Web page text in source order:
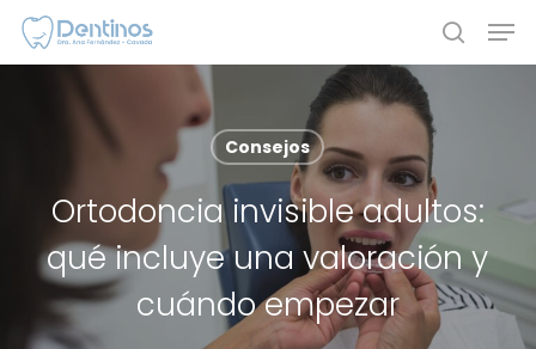
Skip
Consejos
Ortodoncia invisible adultos:
qué incluye una valoración y
cuándo empezar